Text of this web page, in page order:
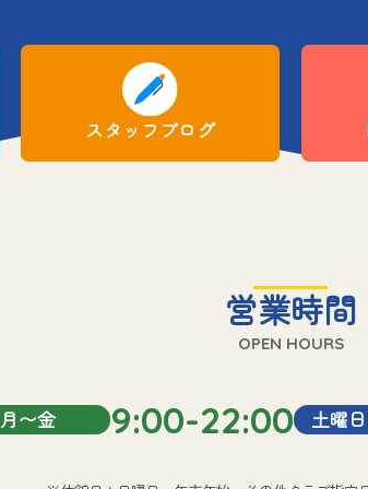
スタッフブログ
営業時間
OPEN HOURS
月〜金 9:00-22:00 土曜